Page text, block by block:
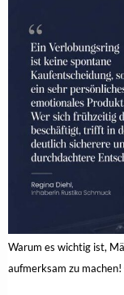
Warum es wichtig ist,
aufmerksam zu